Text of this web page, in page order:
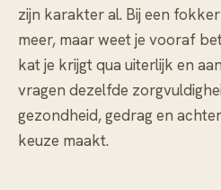
zijn karakter al. Bij een
meer, maar weet je vooraf
kat je krijgt qua uiterlijk en
vragen dezelfde
gezondheid, gedrag en
keuze maakt.